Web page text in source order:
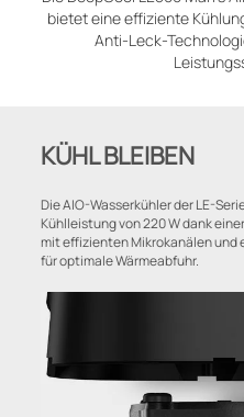
bietet eine effiziente
Anti-Leck-
KÜHL BLEIBEN
Die AIO-Wasserkühler der LE-
Kühlleistung von 220 W dank
mit effizienten Mikrokanälen
für optimale Wärmeabfuhr.